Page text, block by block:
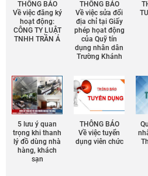
THÔNG BÁO
Về việc đăng ký
hoạt động:
CÔNG TY LUẬT
TNHH TRẦN Á
THÔNG BÁO
Về việc sửa đổi
địa chỉ tại Giấy
phép họat động
của Quỹ tín
dụng nhân dân
Trường Khánh
5 lưu ý quan
trọng khi thanh
lý đồ dùng nhà
hàng, khách
sạn
THÔNG BÁO
Về việc tuyển
dụng viên chức